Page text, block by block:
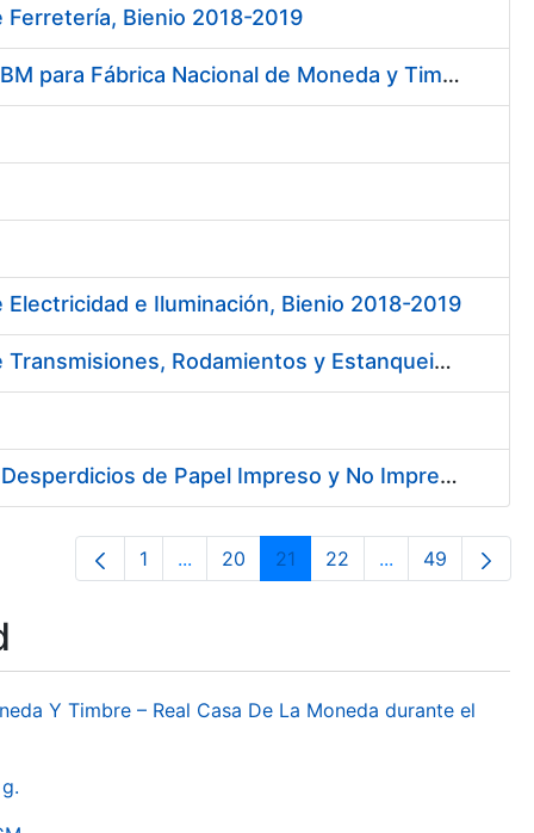
Bienio 2018-2019
Servicios de Soporte y Mantenimiento de Licencias de Software IBM para Fábrica Nacional de Moneda y Timbre-Real Casa de la Moneda (FNMT-RCM)
e Iluminación, Bienio 2018-2019
Contratación de Contrato Marco para el Suministro de Material de Transmisiones, Rodamientos y Estanqueidad, Bienio 2018-2019
Contratación de Enajenación y Retirada de Recortes Sobrantes y Desperdicios de Papel Impreso y No Impreso durante 2018
Page
1 ...Intermediate Pages Use TAB to
Page
20 Page
21 Page
22 ...Intermediate
Page
49
Y Timbre – Real Casa De La Moneda durante el